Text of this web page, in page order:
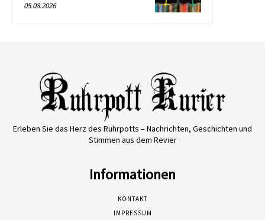
05.08.2026
Erleben Sie das Herz des Ruhrpotts – Nachrichten, Geschichten und
Stimmen aus dem Revier
Informationen
KONTAKT
IMPRESSUM